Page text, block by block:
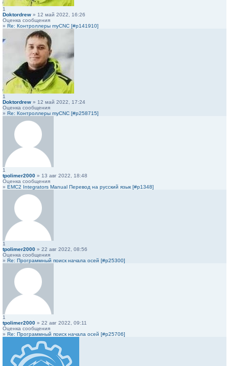
1
Doktordrew » 12 май 2022, 16:26
Оценка сообщения
» Re: Контроллеры myCNC [#p141910]
1
Doktordrew » 12 май 2022, 17:24
Оценка сообщения
» Re: Контроллеры myCNC [#p258715]
1
tpolimer2000 » 13 авг 2022, 18:48
Оценка сообщения
» EMC2 Integrators Manual Перевод на русский язык [#p1348]
1
tpolimer2000 » 22 авг 2022, 08:56
Оценка сообщения
» Re: Программный поиск начала осей [#p25300]
1
tpolimer2000 » 22 авг 2022, 09:11
Оценка сообщения
» Re: Программный поиск начала осей [#p25706]